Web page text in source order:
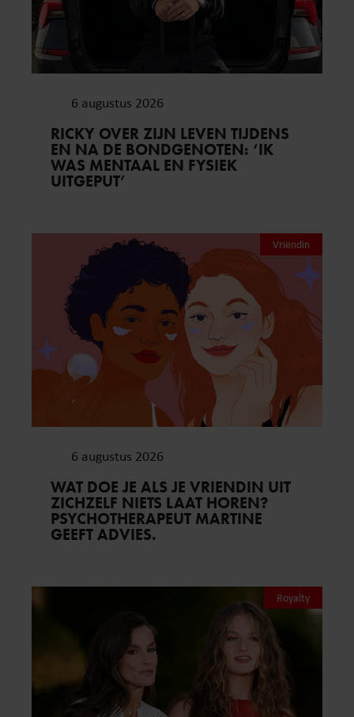
6 augustus 2026
RICKY OVER ZIJN LEVEN TIJDENS
EN NA DE BONDGENOTEN: ‘IK
WAS MENTAAL EN FYSIEK
UITGEPUT’
Vriendin
6 augustus 2026
WAT DOE JE ALS JE VRIENDIN UIT
ZICHZELF NIETS LAAT HOREN?
PSYCHOTHERAPEUT MARTINE
GEEFT ADVIES.
Royalty